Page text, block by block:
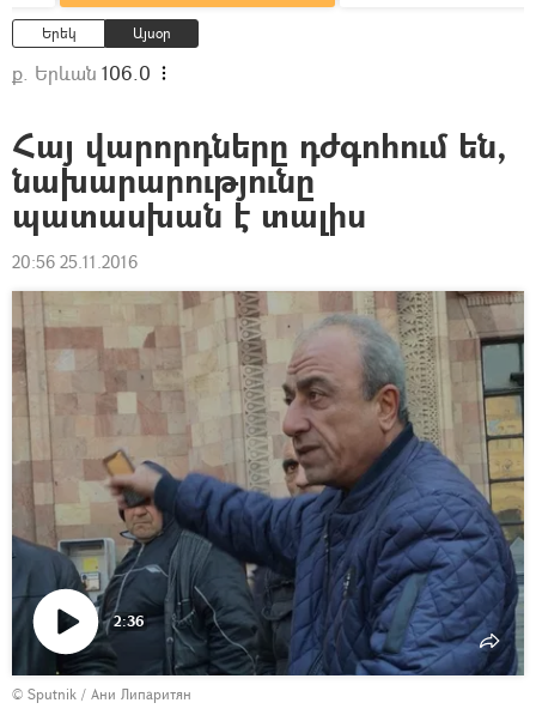
Երեկ Այսօր
ք. Երևան 106.0
Հայ վարորդները դժգոհում են,
նախարարությունը
պատասխան է տալիս
20:56 25.11.2016
տեսանյութը
2:36
© Sputnik / Ани Липаритян